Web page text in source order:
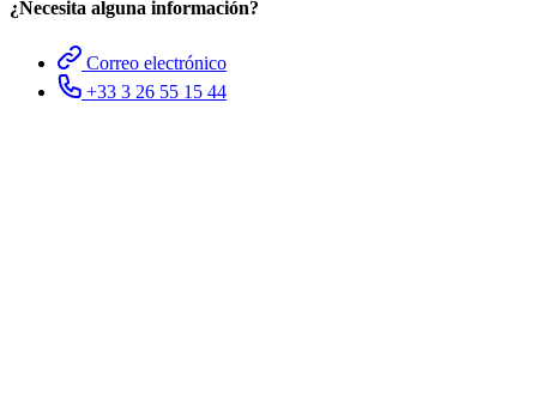
¿Necesita alguna información?
Correo electrónico
+33 3 26 55 15 44